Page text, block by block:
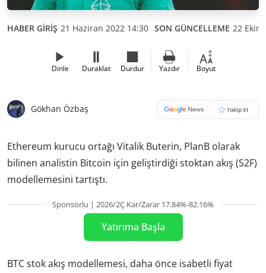
HABER GİRİŞ 21 Haziran 2022 14:30 SON GÜNCELLEME 22
Dinle Duraklat Durdur Yazdır Boyut
Gökhan Özbaş
Ethereum kurucu ortağı Vitalik Buterin, PlanB olarak
bilinen analistin Bitcoin için geliştirdiği stoktan akış (S2F)
modellemesini tartıştı.
Sponsorlu | 2026/2Ç Kar/Zarar 17.84%-82.16%
Yatırıma Başla
BTC stok akış modellemesi, daha önce isabetli fiyat